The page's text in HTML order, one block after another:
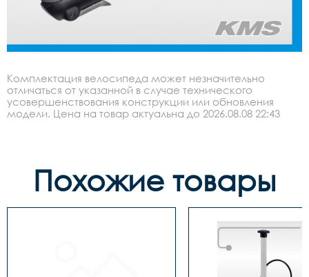
Комплектация велосипеда может незначительно
отличаться от указанной в случае технического
усовершенствования конструкции или обновления
модели. Цена на товар актуальна до 2026.08.08 22:43
Похожие товары